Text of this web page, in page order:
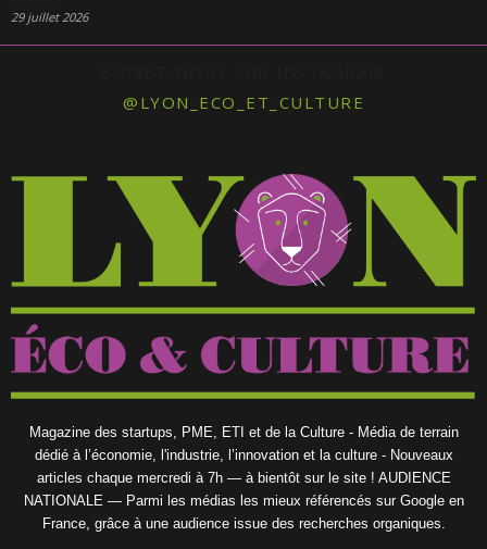
29 juillet 2026
@LYON_ECO_ET_CULTURE
Magazine des startups, PME, ETI et de la Culture - Média de terrain
dédié à l’économie, l'industrie, l’innovation et la culture - Nouveaux
articles chaque mercredi à 7h — à bientôt sur le site ! AUDIENCE
NATIONALE — Parmi les médias les mieux référencés sur Google en
France, grâce à une audience issue des recherches organiques.